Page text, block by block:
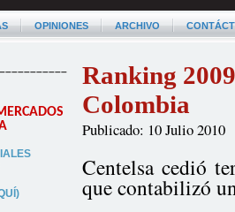
OPINIONES ARCHIVO
Ranking
Colombia
Publicado: 10 Julio 2010
Centelsa cedió
que contabilizó